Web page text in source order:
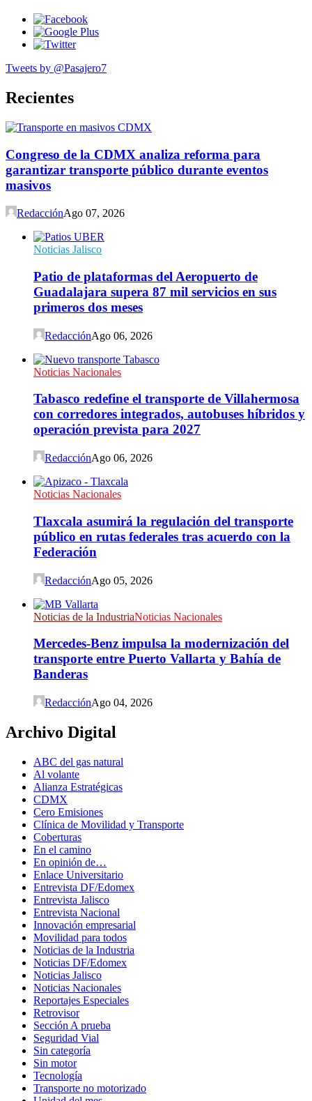
Tweets by @Pasajero7
Recientes
Congreso de la CDMX analiza reforma para
garantizar transporte público durante eventos
masivos
RedacciónAgo 07, 2026
Noticias Jalisco
Patio de plataformas del Aeropuerto de
Guadalajara supera 87 mil servicios en sus
primeros dos meses
RedacciónAgo 06, 2026
Noticias Nacionales
Tabasco redefine el transporte de Villahermosa
con corredores integrados, autobuses híbridos y
operación prevista para 2027
RedacciónAgo 06, 2026
Noticias Nacionales
Tlaxcala asumirá la regulación del transporte
público en rutas federales tras acuerdo con la
Federación
RedacciónAgo 05, 2026
Noticias de la IndustriaNoticias Nacionales
Mercedes-Benz impulsa la modernización del
transporte entre Puerto Vallarta y Bahía de
Banderas
RedacciónAgo 04, 2026
Archivo Digital
ABC del gas natural
Al volante
Alianza Estratégicas
CDMX
Cero Emisiones
Clínica de Movilidad y Transporte
Coberturas
En el camino
En opinión de…
Enlace Universitario
Entrevista DF/Edomex
Entrevista Jalisco
Entrevista Nacional
Innovación empresarial
Movilidad para todos
Noticias de la Industria
Noticias DF/Edomex
Noticias Jalisco
Noticias Nacionales
Reportajes Especiales
Retrovisor
Sección A prueba
Seguridad Vial
Sin categoría
Sin motor
Tecnología
Transporte no motorizado